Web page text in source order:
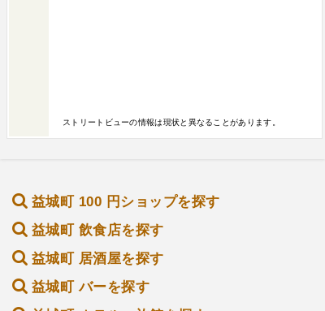
ストリートビューの情報は現状と異なることがあります。
益城町 100 円ショップを探す
益城町 飲食店を探す
益城町 居酒屋を探す
益城町 バーを探す